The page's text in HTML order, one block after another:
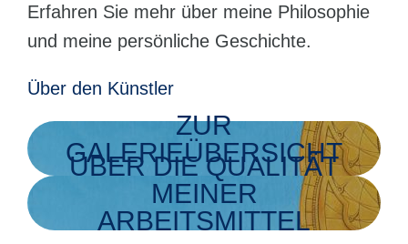
Erfahren Sie mehr über meine Philosophie
und meine persönliche Geschichte.
Über den Künstler
ZUR
GALERIEÜBERSICHT
ÜBER DIE QUALITÄT
MEINER
ARBEITSMITTEL